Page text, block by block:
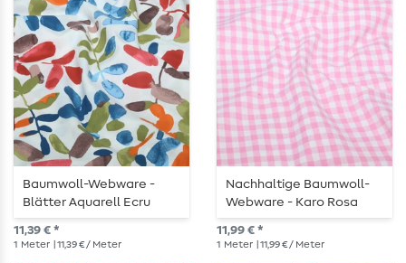
Baumwoll-Webware -
Blätter Aquarell Ecru
Multicolor
11,39 € *
1 Meter | 11,39 € / Meter
Nachhaltige Baumwoll-
Webware - Karo Rosa
11,99 € *
1 Meter | 11,99 € / Meter